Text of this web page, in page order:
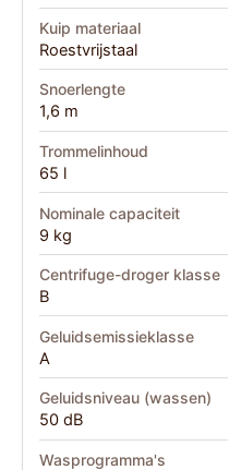
Kuip materiaal
Roestvrijstaal
Snoerlengte
1,6 m
Trommelinhoud
65 l
Nominale capaciteit
9 kg
Centrifuge-droger klasse
B
Geluidsemissieklasse
A
Geluidsniveau (wassen)
50 dB
Wasprogramma's